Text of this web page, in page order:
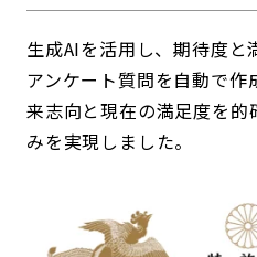
生成AIを活用し、期待度と
アンケート質問を自動で作
来志向と現在の満足度を
みを実現しました。